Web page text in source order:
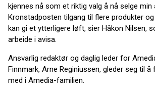
kjennes nå som et riktig valg å nå selge
Kronstadposten tilgang til flere produkter
kan gi et ytterligere løft, sier Håkon Nilsen,
arbeide i avisa.
Ansvarlig redaktør og daglig leder for
Finnmark, Arne Reginiussen, gleder seg til
med i Amedia-familien.